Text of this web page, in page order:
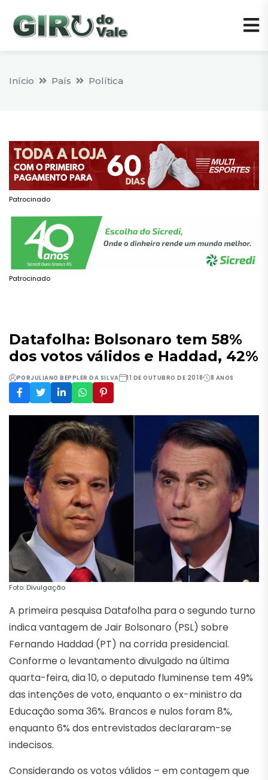
Início País Política
Patrocinado
Patrocinado
Datafolha: Bolsonaro tem 58%
dos votos válidos e Haddad, 42%
PORJULIANO BEPPLER DA SILVA 11 DE OUTUBRO DE 2018 8 ANOS
Foto: Divulgação
A primeira pesquisa Datafolha para o segundo turno
indica vantagem de Jair Bolsonaro (PSL) sobre
Fernando Haddad (PT) na corrida presidencial.
Conforme o levantamento divulgado na última
quarta-feira, dia 10, o deputado fluminense tem 49%
das intenções de voto, enquanto o ex-ministro da
Educação soma 36%. Brancos e nulos foram 8%,
enquanto 6% dos entrevistados declararam-se
indecisos.
Considerando os votos válidos – em contagem que